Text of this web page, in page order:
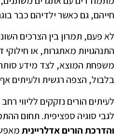
חייהם, גם כאשר ילדיהם כבר
לא פעם, תמרון בין הצרכים
התנהגויות מאתגרות, או
משפחת המוצא, לצד מידע סותר
בלבול, הצפה רגשית ולעיתים
לעיתים הורים נזקקים לליווי
לגבי סוגיה ספציפית. תחום
והדרכת הורים אדלריינית